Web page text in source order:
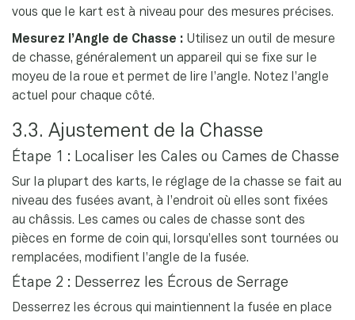
vous que le kart est à niveau pour des mesures précises.
Mesurez l’Angle de Chasse : Utilisez un outil de mesure
de chasse, généralement un appareil qui se fixe sur le
moyeu de la roue et permet de lire l’angle. Notez l’angle
actuel pour chaque côté.
3.3. Ajustement de la Chasse
Étape 1 : Localiser les Cales ou Cames de Chasse
Sur la plupart des karts, le réglage de la chasse se fait au
niveau des fusées avant, à l’endroit où elles sont fixées
au châssis. Les cames ou cales de chasse sont des
pièces en forme de coin qui, lorsqu’elles sont tournées ou
remplacées, modifient l’angle de la fusée.
Étape 2 : Desserrez les Écrous de Serrage
Desserrez les écrous qui maintiennent la fusée en place